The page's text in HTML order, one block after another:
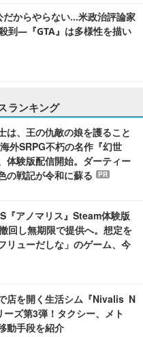
だからやらない…米政治評論家
到―『GTA』は多様性を描い
ランキング
は、王の仇敵の娘を護ること
外SRPG不朽の名作『幻世
体験版配信開始。ダーティー
の戦記が令和に蘇る
PR
『アノマリス』Steam体験版
回し無期限で提供へ。想定を
リューだしな」のゲーム、今
店を開く生活シム『Nivalis N
ズ第3弾！タクシー、メト
動手段を紹介